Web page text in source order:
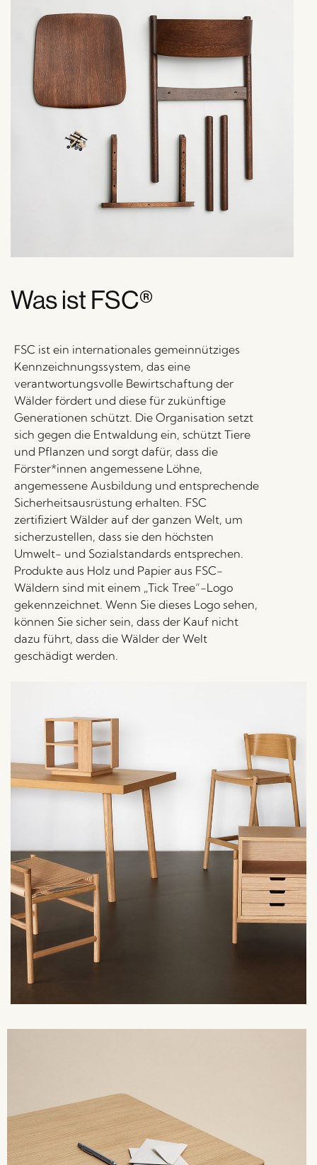
Was ist FSC®
FSC ist ein internationales gemeinnütziges
Kennzeichnungssystem, das eine
verantwortungsvolle Bewirtschaftung der
Wälder fördert und diese für zukünftige
Generationen schützt. Die Organisation setzt
sich gegen die Entwaldung ein, schützt Tiere
und Pflanzen und sorgt dafür, dass die
Förster*innen angemessene Löhne,
angemessene Ausbildung und entsprechende
Sicherheitsausrüstung erhalten. FSC
zertifiziert Wälder auf der ganzen Welt, um
sicherzustellen, dass sie den höchsten
Umwelt- und Sozialstandards entsprechen.
Produkte aus Holz und Papier aus FSC-
Wäldern sind mit einem „Tick Tree“-Logo
gekennzeichnet. Wenn Sie dieses Logo sehen,
können Sie sicher sein, dass der Kauf nicht
dazu führt, dass die Wälder der Welt
geschädigt werden.